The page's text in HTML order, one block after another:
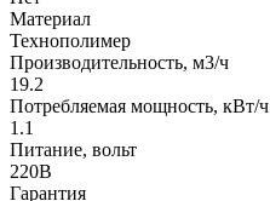
Материал
Технополимер
Производительность, м3/ч
19.2
Потребляемая мощность, кВт/ч
1.1
Питание, вольт
220В
Гарантия